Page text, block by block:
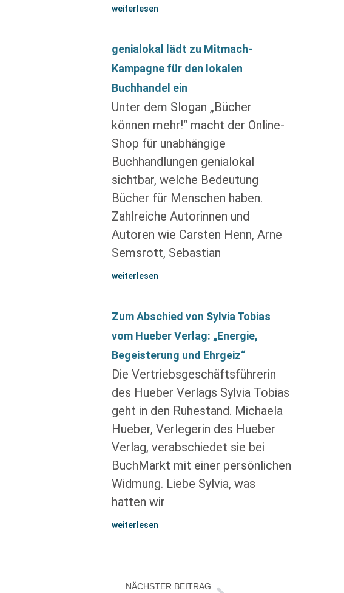
weiterlesen
genialokal lädt zu Mitmach-
Kampagne für den lokalen
Buchhandel ein
Unter dem Slogan „Bücher
können mehr!“ macht der Online-
Shop für unabhängige
Buchhandlungen genialokal
sichtbar, welche Bedeutung
Bücher für Menschen haben.
Zahlreiche Autorinnen und
Autoren wie Carsten Henn, Arne
Semsrott, Sebastian
weiterlesen
Zum Abschied von Sylvia Tobias
vom Hueber Verlag: „Energie,
Begeisterung und Ehrgeiz“
Die Vertriebsgeschäftsführerin
des Hueber Verlags Sylvia Tobias
geht in den Ruhestand. Michaela
Hueber, Verlegerin des Hueber
Verlag, verabschiedet sie bei
BuchMarkt mit einer persönlichen
Widmung. Liebe Sylvia, was
hatten wir
weiterlesen
NÄCHSTER BEITRAG